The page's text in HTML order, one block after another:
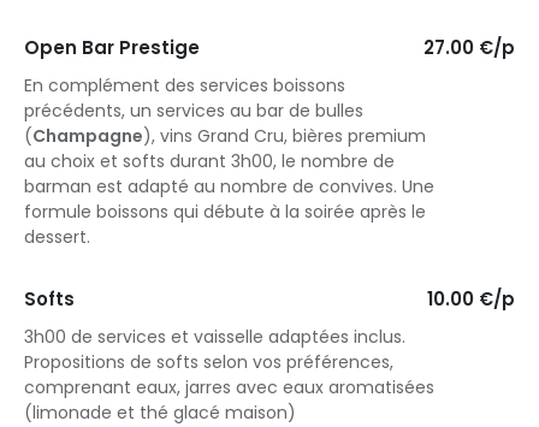
Open Bar Prestige 27.00 €/p
En complément des services boissons
précédents, un services au bar de bulles
(Champagne), vins Grand Cru, bières premium
au choix et softs durant 3h00, le nombre de
barman est adapté au nombre de convives. Une
formule boissons qui débute à la soirée après le
dessert.
Softs 10.00 €/p
3h00 de services et vaisselle adaptées inclus.
Propositions de softs selon vos préférences,
comprenant eaux, jarres avec eaux aromatisées
(limonade et thé glacé maison)